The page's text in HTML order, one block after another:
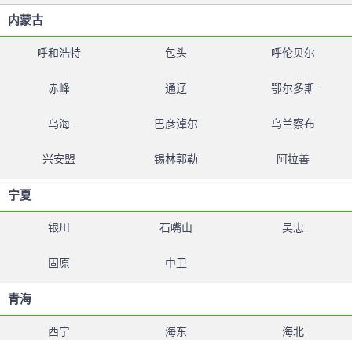
内蒙古
呼和浩特 包头 呼伦贝尔
赤峰 通辽 鄂尔多斯
乌海 巴彦淖尔 乌兰察布
兴安盟 锡林郭勒 阿拉善
宁夏
银川 石嘴山 吴忠
固原 中卫
青海
西宁 海东 海北